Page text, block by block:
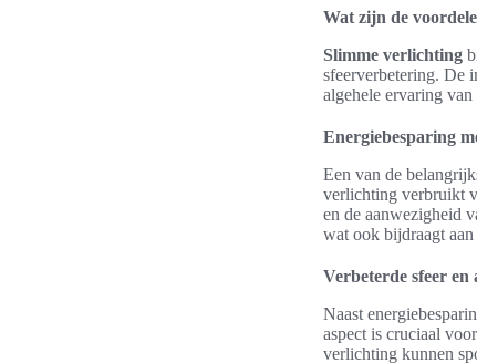
Wat zijn de
Slimme verlichting
sfeerverbetering. De
algehele ervaring van
Energiebesparing
Een van de
verlichting verbruikt
en de aanwezigheid
wat ook bijdraagt
Verbeterde sfeer en
Naast
aspect is cruciaal
verlichting kunnen